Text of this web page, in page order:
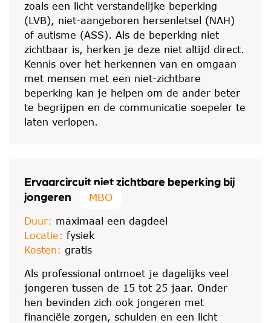
zoals een licht verstandelijke beperking
(LVB), niet-aangeboren hersenletsel (NAH)
of autisme (ASS). Als de beperking niet
zichtbaar is, herken je deze niet altijd direct.
Kennis over het herkennen van en omgaan
met mensen met een niet-zichtbare
beperking kan je helpen om de ander beter
te begrijpen en de communicatie soepeler te
laten verlopen.
Ervaarcircuit niet zichtbare beperking bij
jongeren
MBO
Duur: maximaal een dagdeel
Locatie: fysiek
Kosten: gratis
Als professional ontmoet je dagelijks veel
jongeren tussen de 15 tot 25 jaar. Onder
hen bevinden zich ook jongeren met
financiële zorgen, schulden en een licht